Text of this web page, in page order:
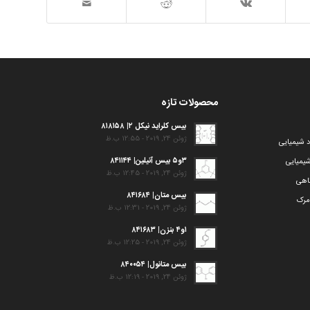
شیمیایی
مرک
محصولات تازه
بیس کلراید نیکل ۲| ۸۱۸۱۵۸
ژوئن 24, 2019 - 12:55 ب.ظ
۳و۵ بیس آنیلین| ۸۴۱۱۴۴
ژوئن 24, 2019 - 12:45 ب.ظ
بیس متان| ۸۴۱۶۸۴
ژوئن 24, 2019 - 12:31 ب.ظ
۱و۴ بنزن| ۸۴۱۶۸۳
ژوئن 24, 2019 - 12:25 ب.ظ
بیس متانول| ۸۴۰۰۵۴
ژوئن 24, 2019 - 12:19 ب.ظ